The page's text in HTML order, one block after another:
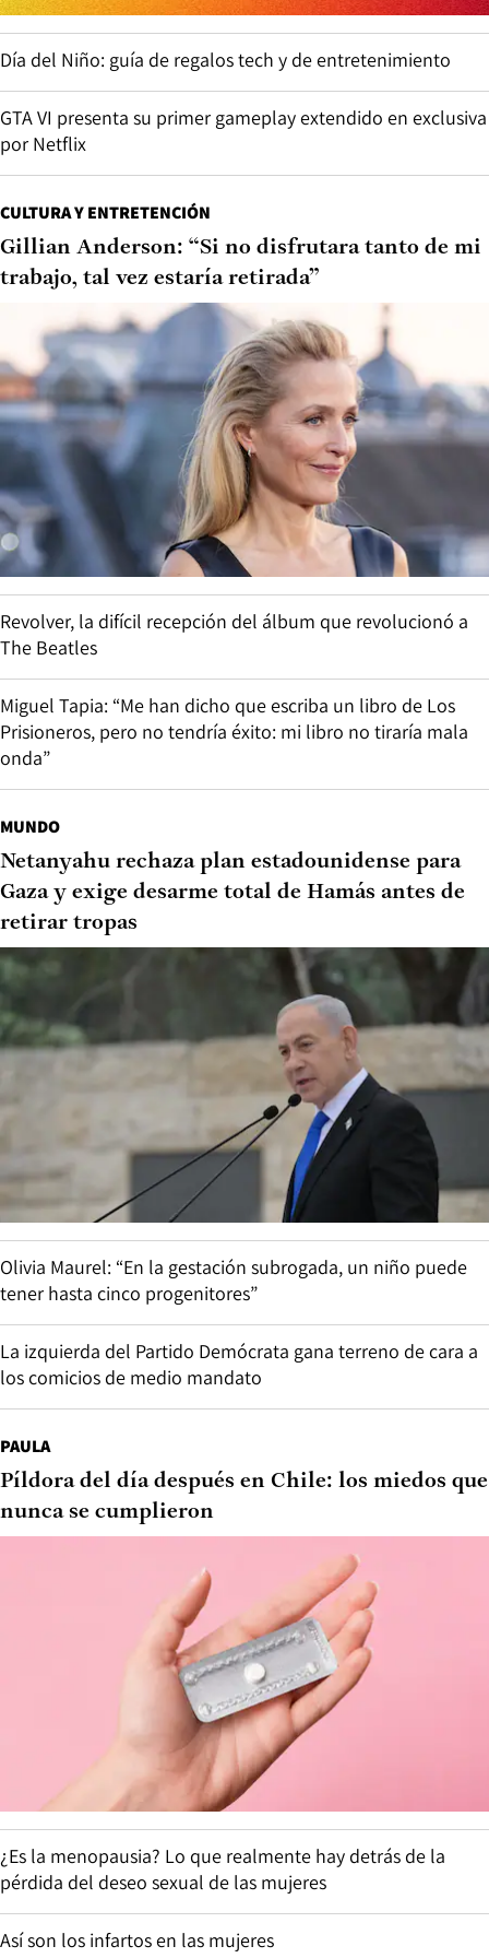
Día del Niño: guía de regalos tech y de entretenimiento
GTA VI presenta su primer gameplay extendido en exclusiva
por Netflix
CULTURA Y ENTRETENCIÓN
Gillian Anderson: “Si no disfrutara tanto de mi
trabajo, tal vez estaría retirada”
Revolver, la difícil recepción del álbum que revolucionó a
The Beatles
Miguel Tapia: “Me han dicho que escriba un libro de Los
Prisioneros, pero no tendría éxito: mi libro no tiraría mala
onda”
MUNDO
Netanyahu rechaza plan estadounidense para
Gaza y exige desarme total de Hamás antes de
retirar tropas
Olivia Maurel: “En la gestación subrogada, un niño puede
tener hasta cinco progenitores”
La izquierda del Partido Demócrata gana terreno de cara a
los comicios de medio mandato
PAULA
Píldora del día después en Chile: los miedos que
nunca se cumplieron
¿Es la menopausia? Lo que realmente hay detrás de la
pérdida del deseo sexual de las mujeres
Así son los infartos en las mujeres